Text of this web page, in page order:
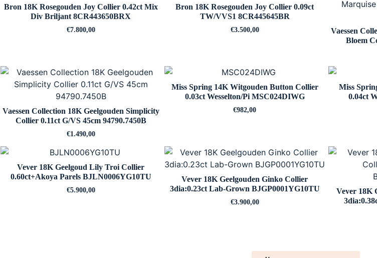
Bron 18K Rosegouden Joy Collier 0.42ct Mix
Div Briljant 8CR443650BRX
€7.800,00
Bron 18K Rosegouden Joy Collier 0.09ct
TW/VVS1 8CR445645BR
€3.500,00
Vaessen
Bloem
Vaessen Collection 18K Geelgouden Simplicity
Collier 0.11ct G/VS 45cm 94790.7450B
€1.490,00
Miss Spring 14K Witgouden Button Collier
0.03ct Wesselton/Pi MSC024DIWG
€982,00
Miss
0.04ct
Vever 18K Geelgoud Lily Troi Collier
0.60ct+Akoya Parels BJLN0006YG10TU
€5.900,00
Vever 18K Geelgouden Ginko Collier
3dia:0.23ct Lab-Grown BJGP0001YG10TU
€3.900,00
Vever 18K